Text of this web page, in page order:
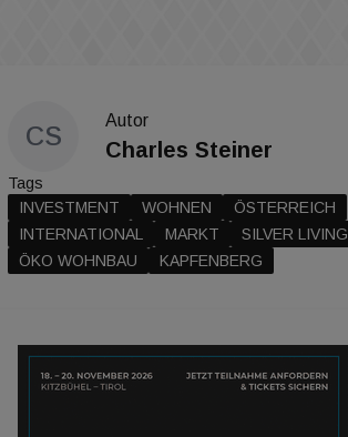
CS
Autor
Charles Steiner
Tags
INVESTMENT
WOHNEN
ÖSTERREICH
INTERNATIONAL
MARKT
SILVER LIVING
ÖKO WOHNBAU
KAPFENBERG